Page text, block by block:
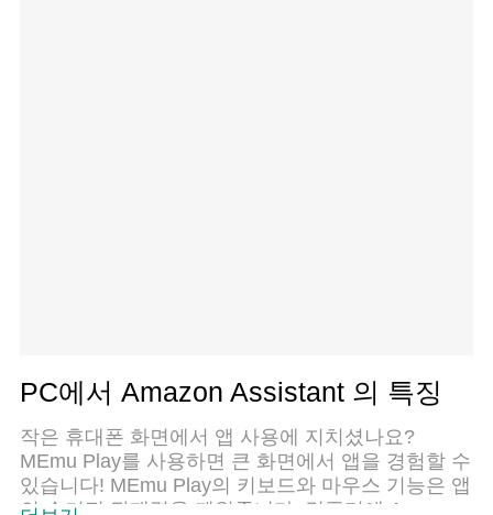
PC에서 Amazon Assistant 의 특징
작은 휴대폰 화면에서 앱 사용에 지치셨나요?
MEmu Play를 사용하면 큰 화면에서 앱을 경험할 수
있습니다! MEmu Play의 키보드와 마우스 기능은 앱
의 숨겨진 잠재력을 깨워줍니다. 컴퓨터에 Amazon